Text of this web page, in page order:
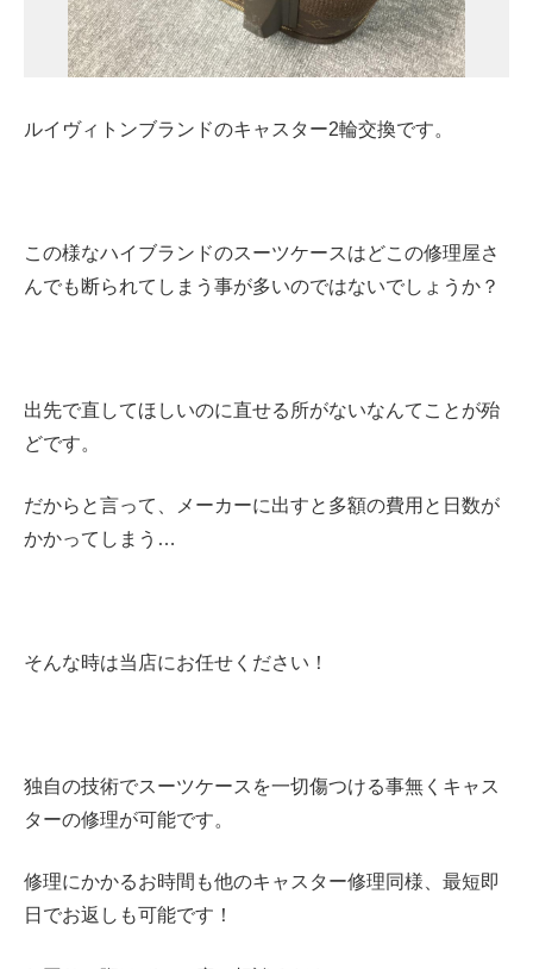
ルイヴィトンブランドのキャスター2輪交換です。
この様なハイブランドのスーツケースはどこの修理屋さ
んでも断られてしまう事が多いのではないでしょうか？
出先で直してほしいのに直せる所がないなんてことが殆
どです。
だからと言って、メーカーに出すと多額の費用と日数が
かかってしまう…
そんな時は当店にお任せください！
独自の技術でスーツケースを一切傷つける事無くキャス
ターの修理が可能です。
修理にかかるお時間も他のキャスター修理同様、最短即
日でお返しも可能です！